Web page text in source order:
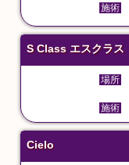
施術
S Class エスクラス
場所
施術
Cielo